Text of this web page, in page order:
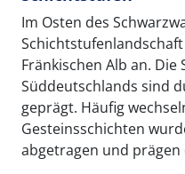
Im Osten des
Fränkischen Alb an.
Süddeutschlands sind
geprägt. Häufig
Gesteinsschichten
abgetragen und prägen